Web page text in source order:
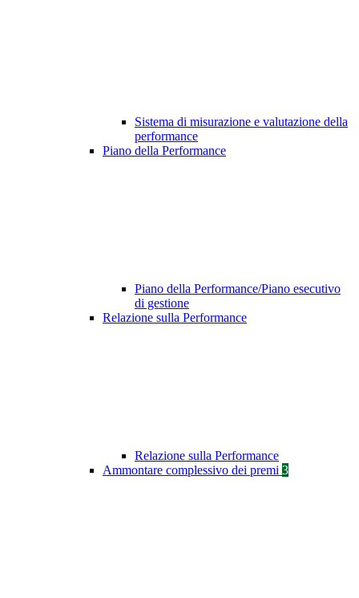
Sistema di misurazione e valutazione della
performance
Piano della Performance
Piano della Performance/Piano esecutivo
di gestione
Relazione sulla Performance
Relazione sulla Performance
Ammontare complessivo dei premi 3